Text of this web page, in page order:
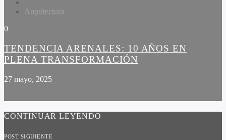
Arquitectura
0
TENDENCIA ARENALES: 10 AÑOS EN
PLENA TRANSFORMACIÓN
27 mayo, 2025
CONTINUAR LEYENDO
POST SIGUIENTE